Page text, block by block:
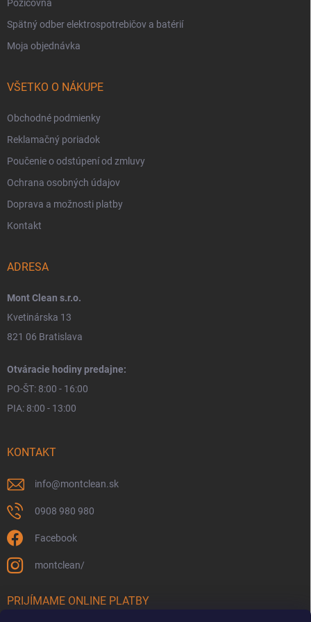
Požičovňa
Spätný odber elektrospotrebičov a batérií
Moja objednávka
VŠETKO O NÁKUPE
Obchodné podmienky
Reklamačný poriadok
Poučenie o odstúpení od zmluvy
Ochrana osobných údajov
Doprava a možnosti platby
Kontakt
ADRESA
Mont Clean s.r.o.
Kvetinárska 13
821 06 Bratislava
Otváracie hodiny predajne:
PO-ŠT: 8:00 - 16:00
PIA: 8:00 - 13:00
KONTAKT
info@montclean.sk
0908 980 980
Facebook
montclean/
PRIJÍMAME ONLINE PLATBY